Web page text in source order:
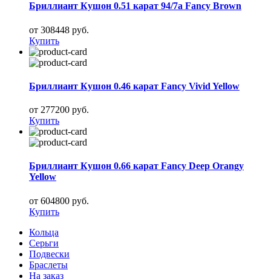
Бриллиант Кушон 0.51 карат 94/7а Fancy Brown
от 308448 руб.
Купить
Бриллиант Кушон 0.46 карат Fancy Vivid Yellow
от 277200 руб.
Купить
Бриллиант Кушон 0.66 карат Fancy Deep Orangy
Yellow
от 604800 руб.
Купить
Кольца
Серьги
Подвески
Браслеты
На заказ